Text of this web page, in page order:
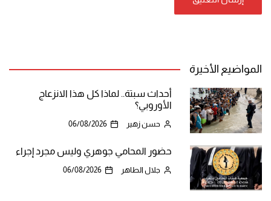
المواضيع الأخيرة
أحداث سبتة.. لماذا كل هذا الانزعاج
الأوروبي؟
حسن زهير 06/08/2026
حضور المحامي جوهري وليس مجرد إجراء
جلال الطاهر 06/08/2026